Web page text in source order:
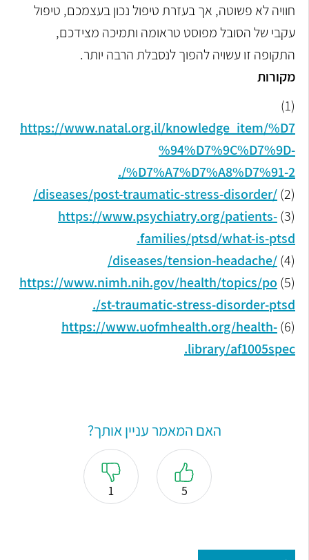
חוויה לא פשוטה, אך בעזרת טיפול נכון בעצמכם, טיפול
עקבי של הסובל מפוסט טראומה ותמיכה מצידכם,
התקופה זו עשויה להפוך לנסבלת הרבה יותר.
מקורות
(1)
https://www.natal.org.il/knowledge_item/%D7
%94%D7%9C%D7%9D-
%D7%A7%D7%A8%D7%91-2/.
(2)
/diseases/post-traumatic-stress-disorder/
(3)
https://www.psychiatry.org/patients-
families/ptsd/what-is-ptsd.
(4)
/diseases/tension-headache/
(5)
https://www.nimh.nih.gov/health/topics/po
st-traumatic-stress-disorder-ptsd/.
(6)
https://www.uofmhealth.org/health-
library/af1005spec.
האם המאמר עניין אותך?
5
1